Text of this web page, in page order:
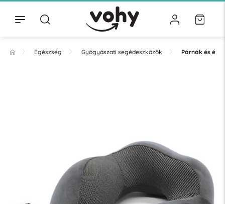
Egészség Gyógyászati segédeszközök Párnák és